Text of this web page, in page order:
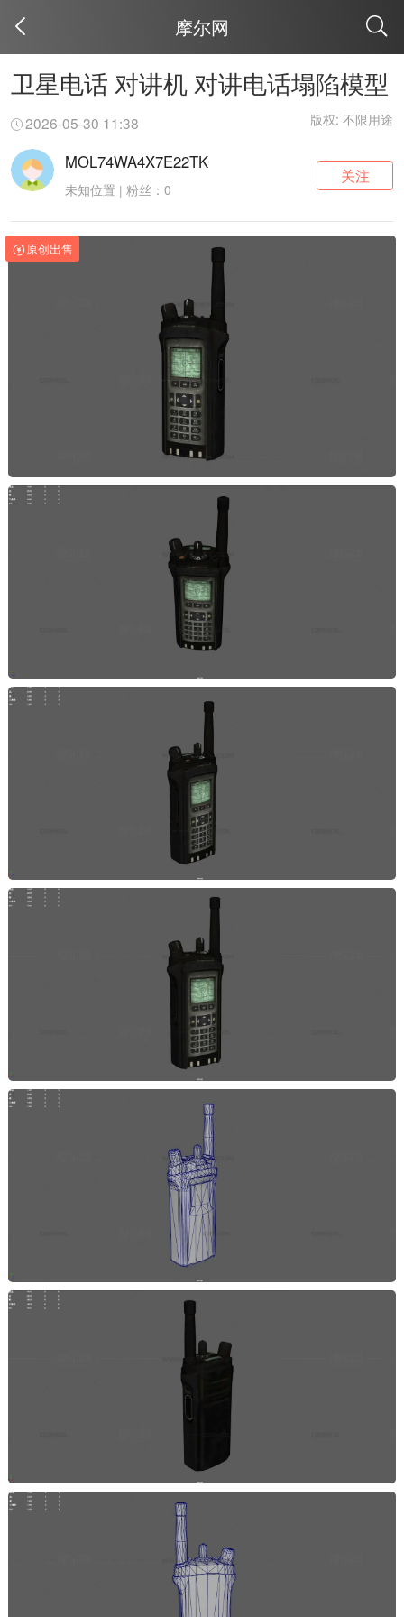
摩尔网
卫星电话 对讲机 对讲电话塌陷模型
2026-05-30 11:38 版权: 不限用途
MOL74WA4X7E22TK
未知位置 | 粉丝：0
关注
原创出售
取消